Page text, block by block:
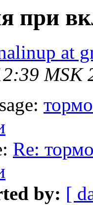
при
at
MSK
Re:
by: [